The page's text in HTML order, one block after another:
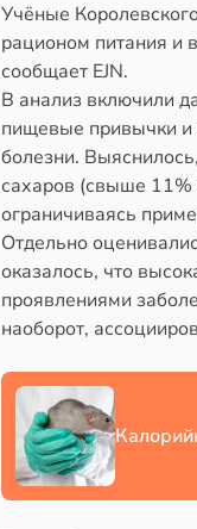
Учёные
рационом питания и
сообщает EJN.
В анализ включили
пищевые привычки и
болезни.
сахаров (свыше 11%
ограничиваясь
Отдельно
оказалось, что
проявлениями
наоборот,